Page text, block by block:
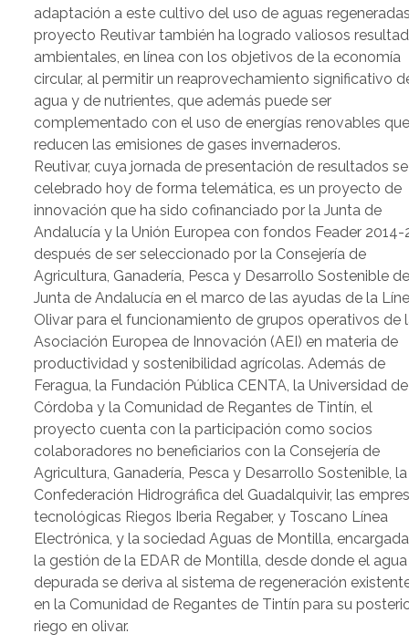
adaptación a este cultivo del uso de aguas
proyecto Reutivar también ha logrado valiosos
ambientales, en línea con los objetivos de la economía
circular, al permitir un reaprovechamiento significativo
agua y de nutrientes, que además puede ser
complementado con el uso de energías renovables
reducen las emisiones de gases invernaderos.
Reutivar, cuya jornada de presentación de resultados
celebrado hoy de forma telemática, es un proyecto de
innovación que ha sido cofinanciado por la Junta de
Andalucía y la Unión Europea con fondos Feader 2014-
después de ser seleccionado por la Consejería de
Agricultura, Ganadería, Pesca y Desarrollo Sostenible
Junta de Andalucía en el marco de las ayudas de la
Olivar para el funcionamiento de grupos operativos de
Asociación Europea de Innovación (AEI) en materia de
productividad y sostenibilidad agrícolas. Además de
Feragua, la Fundación Pública CENTA, la Universidad de
Córdoba y la Comunidad de Regantes de Tintín, el
proyecto cuenta con la participación como socios
colaboradores no beneficiarios con la Consejería de
Agricultura, Ganadería, Pesca y Desarrollo Sostenible, la
Confederación Hidrográfica del Guadalquivir, las
tecnológicas Riegos Iberia Regaber, y Toscano Línea
Electrónica, y la sociedad Aguas de Montilla,
la gestión de la EDAR de Montilla, desde donde el agua
depurada se deriva al sistema de regeneración
en la Comunidad de Regantes de Tintín para su
riego en olivar.